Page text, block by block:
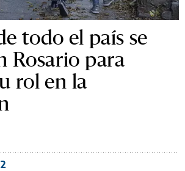
todo el país se
Rosario para
rol en la